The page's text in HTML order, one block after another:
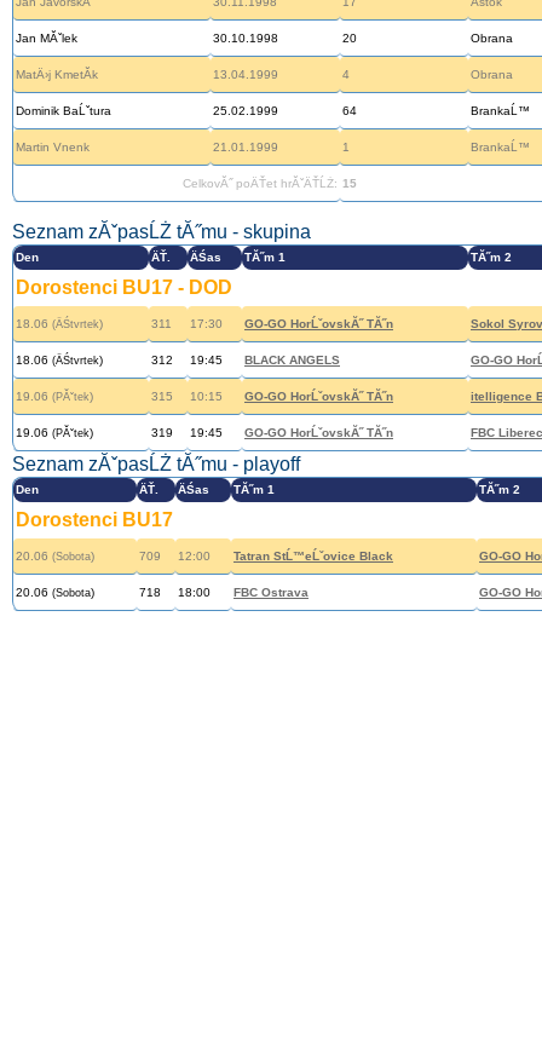
Jan MĂˇlek 30.10.1998 20 Obrana
MatÄ›j KmetĂ­k 13.04.1999 4 Obrana
Dominik BaĹˇtura 25.02.1999 64 BrankaĹ™
Martin Vnenk 21.01.1999 1 BrankaĹ™
CelkovĂ˝ poÄŤet hrĂˇÄŤĹŻ: 15
Seznam zĂˇpasĹŻ tĂ˝mu - skupina
Den ÄŤ. ÄŚas TĂ˝m 1 TĂ˝m 2
Dorostenci BU17 - DOD
18.06 (ÄŚtvrtek) 311 17:30 GO-GO HorĹˇovskĂ˝ TĂ˝n Sokol
18.06 (ÄŚtvrtek) 312 19:45 BLACK ANGELS GO-GO
19.06 (PĂˇtek) 315 10:15 GO-GO HorĹˇovskĂ˝ TĂ˝n itelligence
19.06 (PĂˇtek) 319 19:45 GO-GO HorĹˇovskĂ˝ TĂ˝n FBC Liberec
Seznam zĂˇpasĹŻ tĂ˝mu - playoff
Den ÄŤ. ÄŚas TĂ˝m 1 TĂ˝m 2
Dorostenci BU17
20.06 (Sobota) 709 12:00 Tatran StĹ™eĹˇovice Black GO-GO
20.06 (Sobota) 718 18:00 FBC Ostrava GO-GO